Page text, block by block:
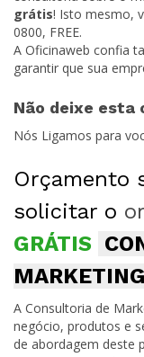
grátis! Isto mesmo,
0800, FREE.
A Oficinaweb confia
garantir que sua
Não deixe esta
Nós Ligamos para
Orçamento
solicitar o
GRÁTIS
MARKETING
A Consultoria de
negócio, produtos e
de abordagem deste